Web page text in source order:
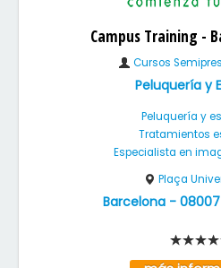
Campus Training -
Cursos
Peluquería y
Peluquería y
Tratamientos
Especialista en
Plaça
Barcelona- 08007